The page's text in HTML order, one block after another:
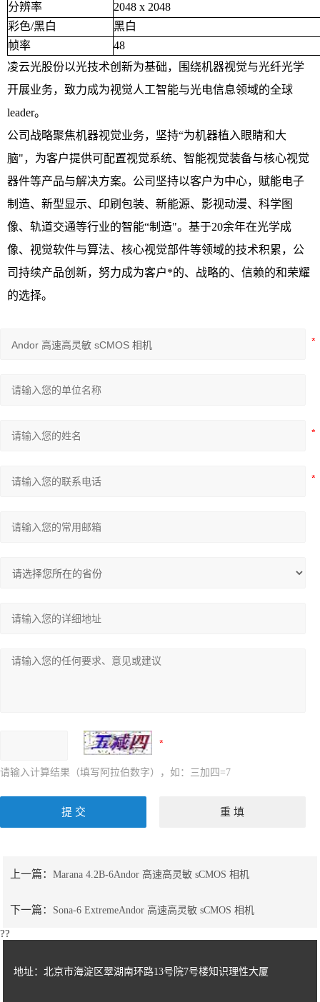
分辨率
2048 x 2048
彩色/黑白
黑白
帧率
48
凌云光股份以光技术创新为基础，围绕机器视觉与光纤光学
开展业务，致力成为视觉人工智能与光电信息领域的全球
leader。
公司战略聚焦机器视觉业务，坚持“为机器植入眼睛和大
脑"，为客户提供可配置视觉系统、智能视觉装备与核心视觉
器件等产品与解决方案。公司坚持以客户为中心，赋能电子
制造、新型显示、印刷包装、新能源、影视动漫、科学图
像、轨道交通等行业的智能“制造"。基于20余年在光学成
像、视觉软件与算法、核心视觉部件等领域的技术积累，公
司持续产品创新，努力成为客户*的、战略的、信赖的和荣耀
的选择。
请输入计算结果（填写阿拉伯数字），如：三加四=7
上一篇：Marana 4.2B-6Andor 高速高灵敏 sCMOS 相机
下一篇： Sona-6 ExtremeAndor 高速高灵敏 sCMOS 相机
??
地址：北京市海淀区翠湖南环路13号院7号楼知识理性大厦